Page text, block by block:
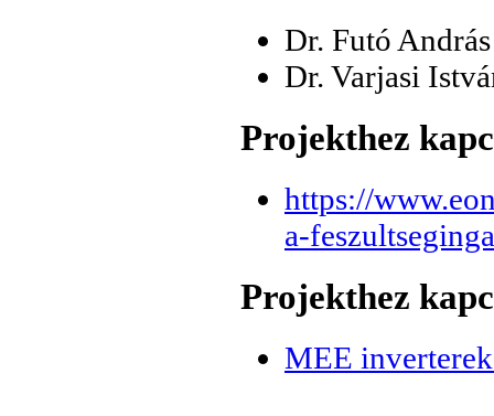
Dr. Futó
Dr. Varjasi
Projekthez
https://
a-
Projekthez
MEE